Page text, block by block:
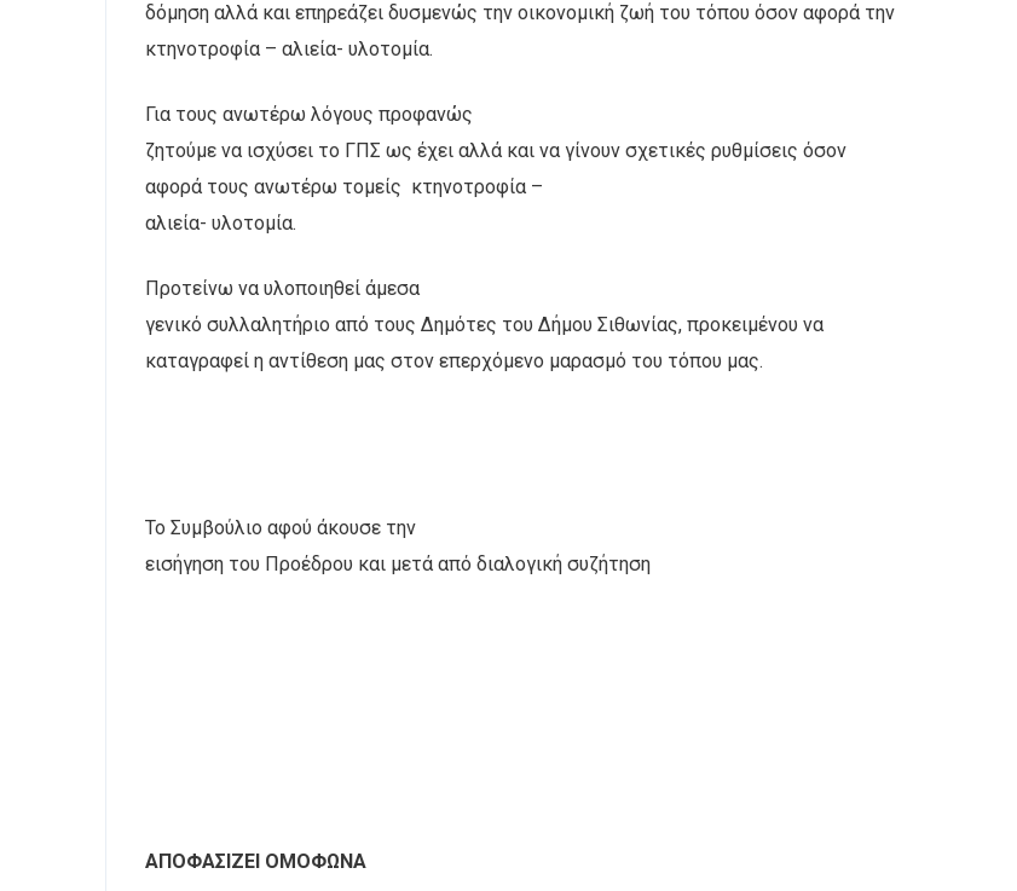
δόμηση αλλά και επηρεάζει δυσμενώς την οικονομική ζωή του τόπου όσον αφορά την
κτηνοτροφία – αλιεία- υλοτομία.
Για τους ανωτέρω λόγους προφανώς
ζητούμε να ισχύσει το ΓΠΣ ως έχει αλλά και να γίνουν σχετικές ρυθμίσεις όσον
αφορά τους ανωτέρω τομείς κτηνοτροφία –
αλιεία- υλοτομία.
Προτείνω να υλοποιηθεί άμεσα
γενικό συλλαλητήριο από τους Δημότες του Δήμου Σιθωνίας, προκειμένου να
καταγραφεί η αντίθεση μας στον επερχόμενο μαρασμό του τόπου μας.
Το Συμβούλιο αφού άκουσε την
εισήγηση του Προέδρου και μετά από διαλογική συζήτηση
ΑΠΟΦΑΣΙΖΕΙ ΟΜΟΦΩΝΑ